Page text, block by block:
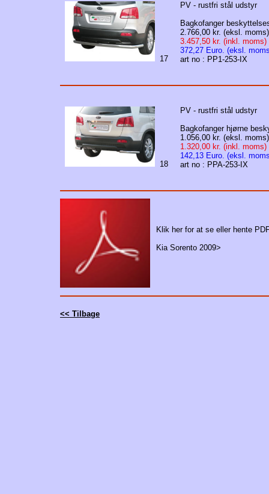
17
PV - rustfri stål udstyr
Bagkofanger
2.766,00 kr. (eksl. moms)
3.457,50 kr. (inkl. moms)
372,27 Euro. (eksl.
art no : PP1-253-IX
18
PV - rustfri stål udstyr
Bagkofanger hjørne
1.056,00 kr. (eksl. moms)
1.320,00 kr. (inkl. moms)
142,13 Euro. (eksl.
art no : PPA-253-IX
Klik her for at se eller hente
Kia Sorento 2009>
<< Tilbage